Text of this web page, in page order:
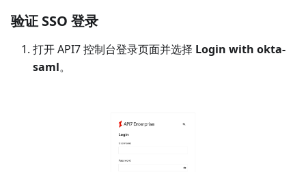
验证 SSO 登录
打开 API7 控制台登录页面并选择 Login with okta-
saml。